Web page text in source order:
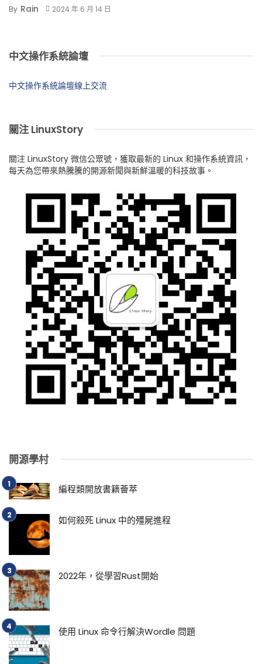
By Rain 2024 年 6 月 14 日
中文操作系統論壇
中文操作系統論壇線上交流
關注 LinuxStory
關注 LinuxStory 微信公眾號，獲取最新的 Linux 和操作系統資訊，
每天為您帶來熱騰騰的開源新聞與新鮮溫暖的科技故事。
開源學村
編程類開放書籍薈萃
如何殺死 Linux 中的殭屍進程
2022年，從學習Rust開始
使用 Linux 命令行解決Wordle 問題